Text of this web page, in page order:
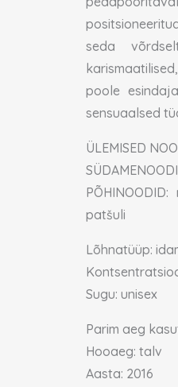
seda
poole
sensuaalsed
ÜLEMISED
patšuli
Lõhnatüüp:
Sugu: unisex
Parim aeg
Hooaeg: talv
Aasta: 2016